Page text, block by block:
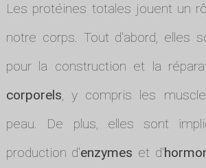
Les protéines totales jouent un
notre corps. Tout d'abord, elles
pour la construction et la
corporels, y compris les
peau. De plus, elles sont
production d'enzymes et d'